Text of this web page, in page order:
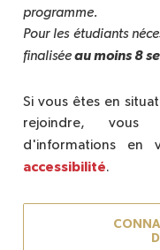
programme.
Pour les étudiants
finalisée au moins 8
Si vous êtes en
rejoindre, vous
d'informations en
accessibilité.